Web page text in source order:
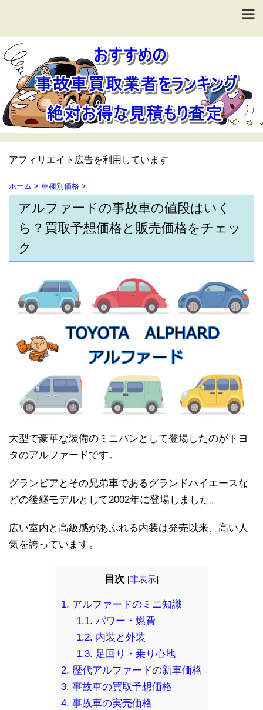
アフィリエイト広告を利用しています
ホーム > 車種別価格 >
アルファードの事故車の値段はいく
ら？買取予想価格と販売価格をチェッ
ク
大型で豪華な装備のミニバンとして登場したのがトヨ
タのアルファードです。
グランビアとその兄弟車であるグランドハイエースな
どの後継モデルとして2002年に登場しました。
広い室内と高級感があふれる内装は発売以来、高い人
気を誇っています。
目次 [非表示]
1. アルファードのミニ知識
1.1. パワー・燃費
1.2. 内装と外装
1.3. 足回り・乗り心地
2. 歴代アルファードの新車価格
3. 事故車の買取予想価格
4. 事故車の実売価格